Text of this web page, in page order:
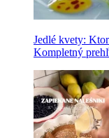
Jedlé kvety:
Kompletný